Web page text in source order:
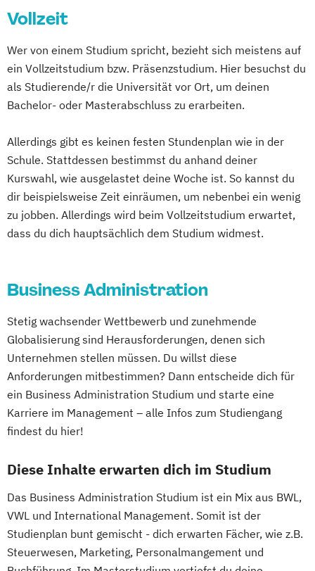
Europäischer Studiengang Wirtschaft und
Global Management
International Master of Business
Administration
Management
Vollzeit
Wer von einem Studium spricht, bezieht sich meistens auf
ein Vollzeitstudium bzw. Präsenzstudium. Hier besuchst du
als Studierende/r die Universität vor Ort, um deinen
Bachelor- oder Masterabschluss zu erarbeiten.
Allerdings gibt es keinen festen Stundenplan wie in der
Schule. Stattdessen bestimmst du anhand deiner
Kurswahl, wie ausgelastet deine Woche ist. So kannst du
dir beispielsweise Zeit einräumen, um nebenbei ein wenig
zu jobben. Allerdings wird beim Vollzeitstudium erwartet,
dass du dich hauptsächlich dem Studium widmest.
Business Administration
Stetig wachsender Wettbewerb und zunehmende
Globalisierung sind Herausforderungen, denen sich
Unternehmen stellen müssen. Du willst diese
Anforderungen mitbestimmen? Dann entscheide dich für
ein Business Administration Studium und starte eine
Karriere im Management – alle Infos zum Studiengang
findest du hier!
Diese Inhalte erwarten dich im Studium
Das Business Administration Studium ist ein Mix aus BWL,
VWL und International Management. Somit ist der
Studienplan bunt gemischt - dich erwarten Fächer, wie z.B.
Steuerwesen, Marketing, Personalmangement und